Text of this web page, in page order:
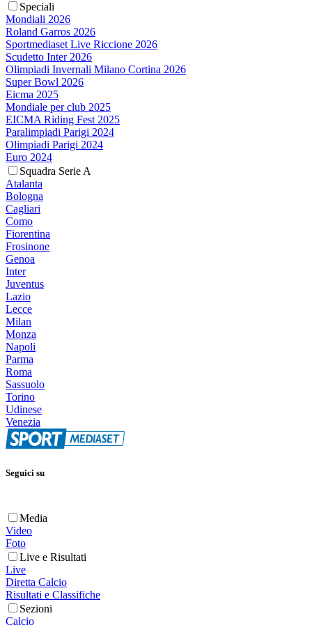
Speciali
Mondiali 2026
Roland Garros 2026
Sportmediaset Live Riccione 2026
Scudetto Inter 2026
Olimpiadi Invernali Milano Cortina 2026
Super Bowl 2026
Eicma 2025
Mondiale per club 2025
EICMA Riding Fest 2025
Paralimpiadi Parigi 2024
Olimpiadi Parigi 2024
Euro 2024
Squadra Serie A
Atalanta
Bologna
Cagliari
Como
Fiorentina
Frosinone
Genoa
Inter
Juventus
Lazio
Lecce
Milan
Monza
Napoli
Parma
Roma
Sassuolo
Torino
Udinese
Venezia
Seguici su
Media
Video
Foto
Live e Risultati
Live
Diretta Calcio
Risultati e Classifiche
Sezioni
Calcio